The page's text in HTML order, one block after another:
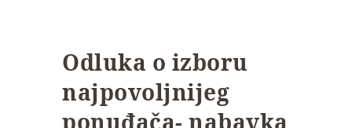
Odluka o izboru
najpovoljnijeg
ponuđača- nabavka